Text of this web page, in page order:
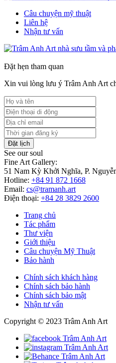
Câu chuyện mỹ thuật
Liên hệ
Nhận tư vấn
Đặt hẹn tham quan
Xin vui lòng lưu ý Trâm Anh Art
Đặt lịch
See our soul
Fine Art Gallery:
51 Nam Kỳ Khởi Nghĩa, P.
Hotline: +84 91 872 1668
Email: cs@tramanh.art
Điện thoại: +84 28 3829 2600
Trang chủ
Tác phẩm
Thư viện
Giới thiệu
Câu chuyện Mỹ Thuật
Bảo hành
Chính sách khách hàng
Chính sách bảo hành
Chính sách bảo mật
Nhận tư vấn
Copyright © 2023 Trâm Anh Art